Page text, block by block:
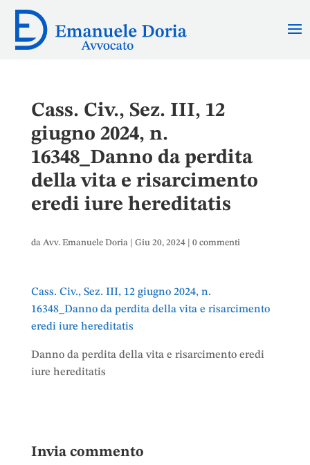
Cass. Civ., Sez. III, 12
giugno 2024, n.
16348_Danno da perdita
della vita e risarcimento
eredi iure hereditatis
da Avv. Emanuele Doria| Giu 20, 2024| 0 commenti
Cass. Civ., Sez. III, 12 giugno 2024, n.
16348_Danno da perdita della vita e risarcimento
eredi iure hereditatis
Danno da perdita della vita e risarcimento eredi
iure hereditatis
Invia commento